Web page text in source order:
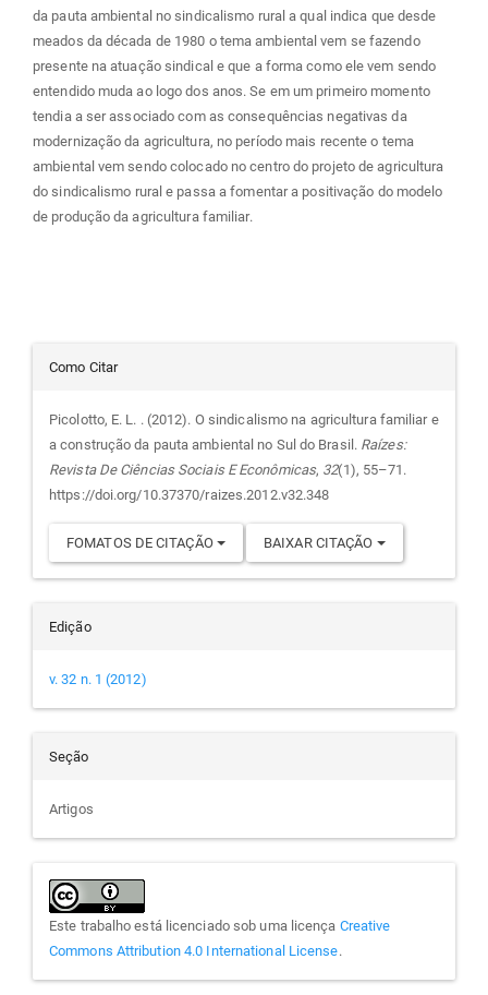
da pauta ambiental no sindicalismo rural a qual indica que desde
meados da década de 1980 o tema ambiental vem se fazendo
presente na atuação sindical e que a forma como ele vem sendo
entendido muda ao logo dos anos. Se em um primeiro momento
tendia a ser associado com as consequências negativas da
modernização da agricultura, no período mais recente o tema
ambiental vem sendo colocado no centro do projeto de agricultura
do sindicalismo rural e passa a fomentar a positivação do modelo
de produção da agricultura familiar.
Detalhes
do
artigo
Como Citar
Picolotto, E. L. . (2012). O sindicalismo na agricultura familiar e
a construção da pauta ambiental no Sul do Brasil. Raízes:
Revista De Ciências Sociais E Econômicas, 32(1), 55–71.
https://doi.org/10.37370/raizes.2012.v32.348
FOMATOS DE CITAÇÃO BAIXAR CITAÇÃO
Edição
v. 32 n. 1 (2012)
Seção
Artigos
Este trabalho está licenciado sob uma licença Creative
Commons Attribution 4.0 International License.